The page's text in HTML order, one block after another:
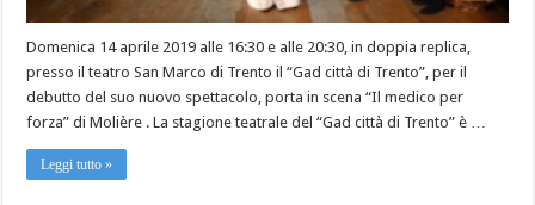
Domenica 14 aprile 2019 alle 16:30 e alle 20:30, in doppia replica,
presso il teatro San Marco di Trento il “Gad città di Trento”, per il
debutto del suo nuovo spettacolo, porta in scena “Il medico per
forza” di Molière . La stagione teatrale del “Gad città di Trento” è …
Leggi tutto »